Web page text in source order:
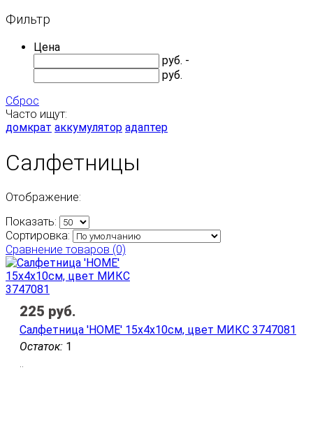
Фильтр
Цена
руб. -
руб.
Сброс
Часто ищут:
домкрат аккумулятор адаптер
Салфетницы
Отображение:
Показать:
Сортировка:
Сравнение товаров (0)
Остаток: 1
Салфетница 'HOME' 15х4х10см, цвет МИКС 3747081
..
225 руб.